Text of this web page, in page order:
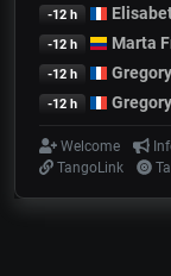
-12 h
-12 h Marta
-12 h Gregory
-12 h Gregory
Welcome
TangoLink